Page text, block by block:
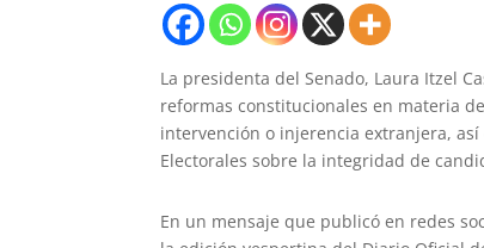
La presidenta del Senado, Laura Itzel
reformas constitucionales en materia
intervención o injerencia extranjera,
Electorales sobre la integridad de
En un mensaje que publicó en redes